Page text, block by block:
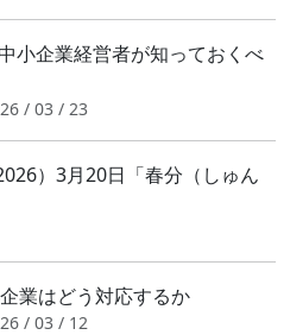
小企業経営者が知っておくべ
/ 03 / 23
）3月20日「春分（しゅん
業はどう対応するか
/ 03 / 12